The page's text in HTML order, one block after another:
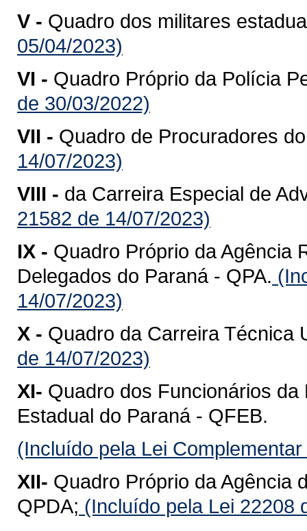
V - Quadro dos militares
05/04/2023)
VI - Quadro Próprio da Polícia
de 30/03/2022)
VII - Quadro de Procuradores
14/07/2023)
VIII - da Carreira Especial de
21582 de 14/07/2023)
IX - Quadro Próprio da Agência
Delegados do Paraná - QPA.
14/07/2023)
X - Quadro da Carreira Técnica
de 14/07/2023)
XI- Quadro dos Funcionários
Estadual do Paraná - QFEB.
(Incluído pela Lei
XII- Quadro Próprio da Agência
QPDA; (Incluído pela Lei 22208